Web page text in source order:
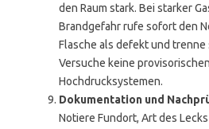
den Raum stark. Bei starker
Brandgefahr rufe sofort den
Flasche als defekt und trenne
Versuche keine
Hochdrucksystemen.
Dokumentation und
Notiere Fundort, Art des